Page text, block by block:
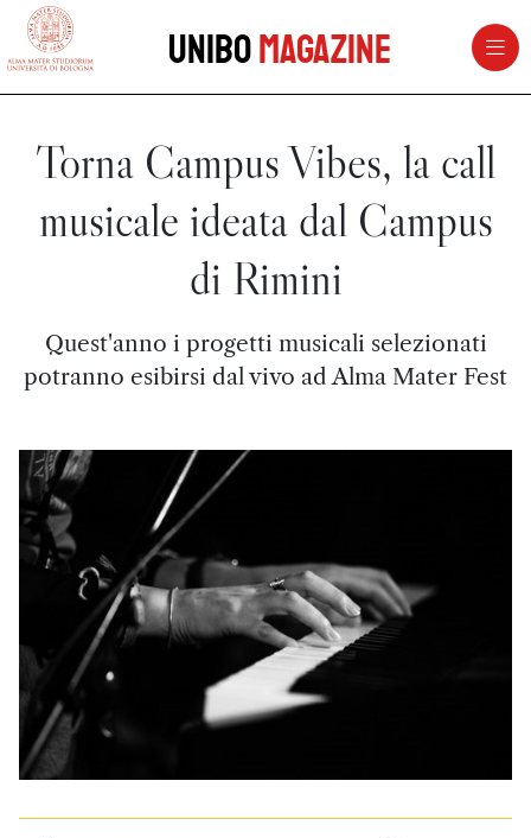
vai al contenuto della pagina
UniboMagazine
Torna Campus Vibes, la call
musicale ideata dal Campus
di Rimini
Quest'anno i progetti musicali selezionati
potranno esibirsi dal vivo ad Alma Mater Fest